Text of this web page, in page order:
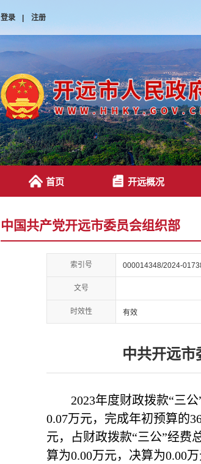
登录 | 注册
首页 开远概况
中国共产党开远市委员会组织部
索引号 000014348/2024-
文号
时效性 有效
中共开远市
2023年度财政拨款“三公
0.07万元，完成年初预算的
元，占财政拨款“三公”经费
算为0.00万元，决算为0.00